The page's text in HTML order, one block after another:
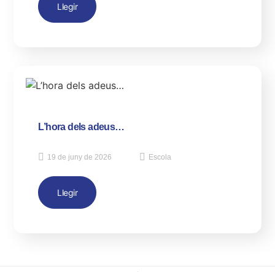
Llegir
L’hora dels adeus…
19 de juny de 2026 Escola
Llegir